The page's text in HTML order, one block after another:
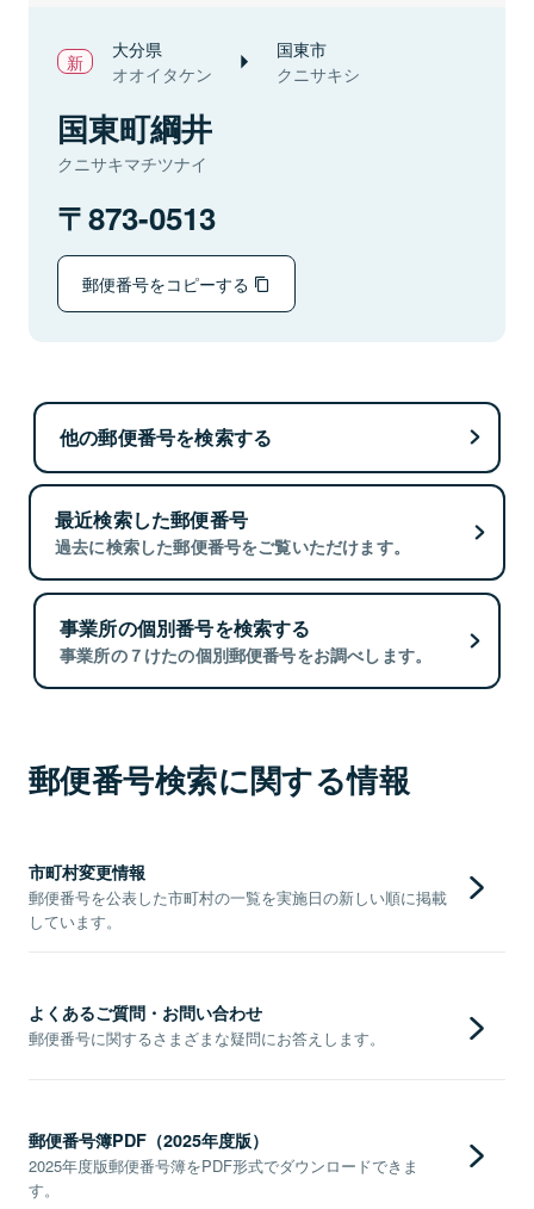
大分県
オオイタケン
国東市
クニサキシ
国東町綱井
クニサキマチツナイ
873-0513
郵便番号をコピーする
他の郵便番号を検索する
最近検索した郵便番号
過去に検索した郵便番号をご覧いただけます。
事業所の個別番号を検索する
事業所の７けたの個別郵便番号をお調べします。
郵便番号検索に関する情報
市町村変更情報
郵便番号を公表した市町村の一覧を実施日の新しい順に掲載
しています。
よくあるご質問・お問い合わせ
郵便番号に関するさまざまな疑問にお答えします。
郵便番号簿PDF（2025年度版）
2025年度版郵便番号簿をPDF形式でダウンロードできま
す。